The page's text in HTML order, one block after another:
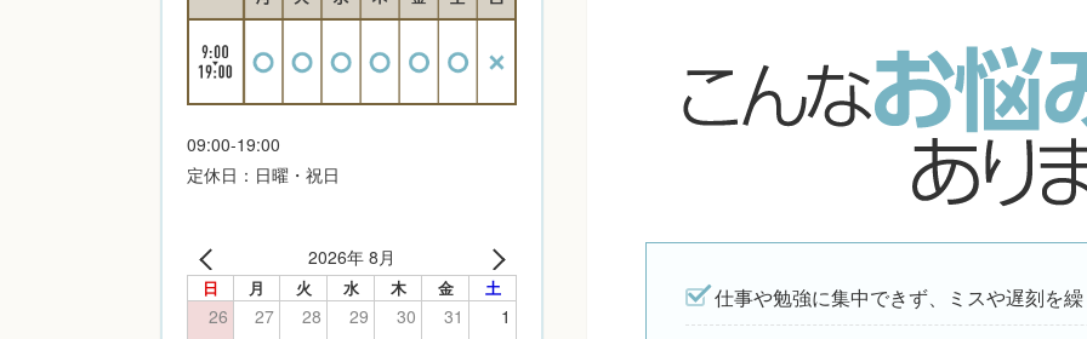
仕事や勉強に集中できず、ミスや遅刻を
09:00-19:00
定休日：日曜・祝日
2026年 8月
日 月 火 水 木 金 土
26 27 28 29 30 31 1